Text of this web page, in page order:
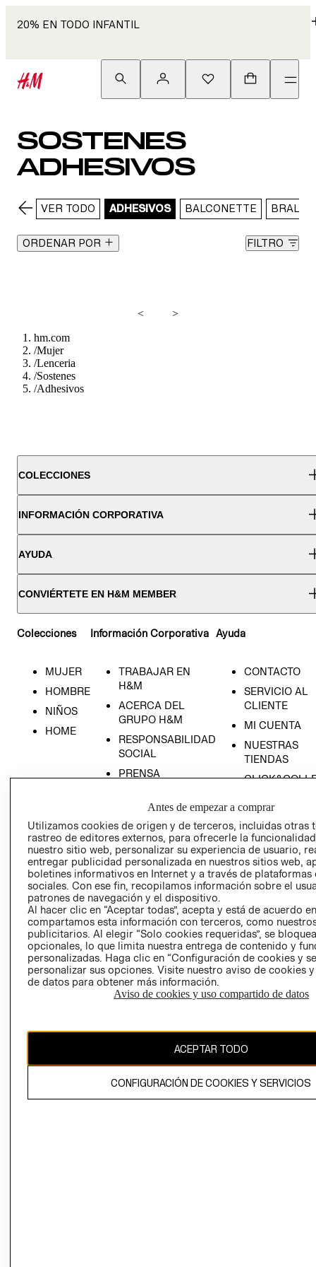
20% EN TODO INFANTIL
SOSTENES
ADHESIVOS
VER TODO ADHESIVOS BALCONETTE
ORDENAR POR FILTRO
<
>
hm.com
/Mujer
/Lenceria
/Sostenes
/Adhesivos
COLECCIONES
INFORMACIÓN CORPORATIVA
AYUDA
CONVIÉRTETE EN H&M MEMBER
Colecciones
MUJER
HOMBRE
NIÑOS
HOME
Información Corporativa
TRABAJAR EN
H&M
ACERCA DEL
GRUPO H&M
RESPONSABILIDAD
SOCIAL
PRENSA
INVERSIONISTAS
POLÍTICA
EMPRESARIAL
Ayuda
CONTACTO
SERVICIO AL
CLIENTE
MI CUENTA
NUESTRAS
TIENDAS
TIENDA
TÉRMINOS Y
CONDICIONES
AVISO DE
PRIVACIDAD
AVISO DE
COOKIES
Antes de empezar a comprar
Utilizamos cookies de origen y de terceros, incluidas otras
rastreo de editores externos, para ofrecerle la
nuestro sitio web, personalizar su experiencia de usuario,
entregar publicidad personalizada en nuestros sitios web,
boletines informativos en Internet y a través de plataformas
sociales. Con ese fin, recopilamos información sobre el
patrones de navegación y el dispositivo.
Al hacer clic en “Aceptar todas”, acepta y está de acuerdo
compartamos esta información con terceros, como
publicitarios. Al elegir “Solo cookies requeridas”, se
opcionales, lo que limita nuestra entrega de contenido y
personalizadas. Haga clic en “Configuración de cookies y
personalizar sus opciones. Visite nuestro aviso de cookies
de datos para obtener más información.
Aviso de cookies y uso compartido de datos
ACEPTAR TODO
CONFIGURACIÓN DE COOKIES Y SERVICIOS